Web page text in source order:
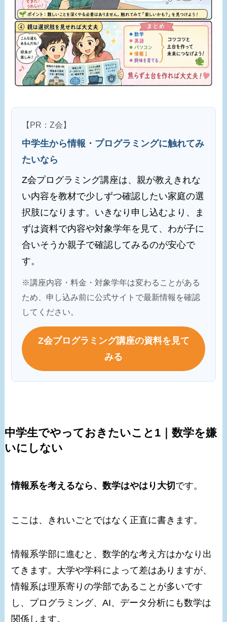
【PR：Z会】
中学生から情報・プログラミングに触れてみ
たいなら
Z会プログラミング講座は、親が教えきれな
い内容を教材で少しずつ確認したい家庭の選
択肢になります。いきなり申し込むより、ま
ずは資料で内容や対象学年を見て、わが子に
合いそうか親子で確認してみるのが安心で
す。
※講座内容・料金・対象学年は変わることがある
ため、申し込み前に公式サイトで最新情報を確認
してください。
Z会プログラミング講座の資料を見て
みる
中学生でやっておきたいこと1｜数学を嫌
いにしない
情報系を考えるなら、数学はやはり大切です。
ここは、きれいごとではなく正直に書きます。
情報系学部に進むと、数学的な考え方はかなり出
てきます。大学や学科によって差はありますが、
情報系は理系寄りの学部であることが多いです
し、プログラミング、AI、データ分析にも数学は
関係します。